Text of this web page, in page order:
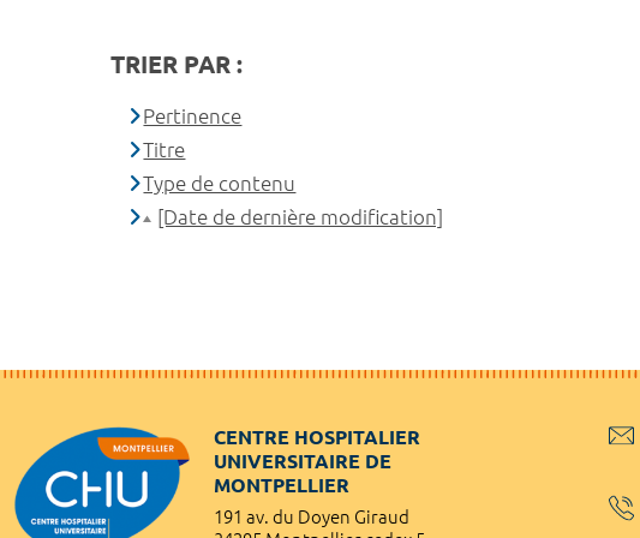
TRIER PAR :
Pertinence
Titre
Type de contenu
[Date de dernière modification]
CENTRE HOSPITALIER
UNIVERSITAIRE DE
MONTPELLIER
191 av. du Doyen Giraud